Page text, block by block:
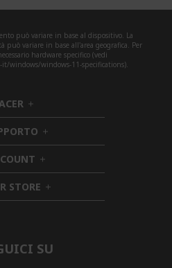
può variare in base al dispositivo. La
variare in base all'area geografica. Per
hardware specifico (vedi
windows/windows-11-specifications).
h
i
d
d
e
n
h
i
d
d
e
n
h
i
d
d
STORE h
i
e
SU